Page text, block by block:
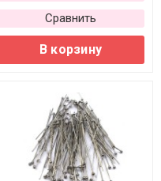
Сравнить
В корзину